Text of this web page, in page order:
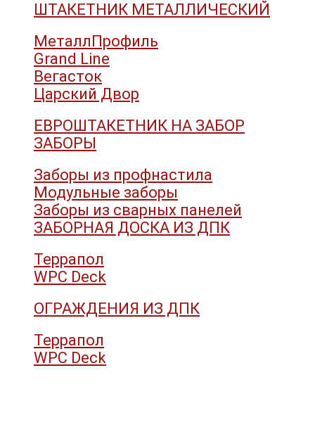
ШТАКЕТНИК МЕТАЛЛИЧЕСКИЙ
МеталлПрофиль
Grand Line
Вегасток
Царский Двор
ЕВРОШТАКЕТНИК НА ЗАБОР
ЗАБОРЫ
Заборы из профнастила
Модульные заборы
Заборы из сварных панелей
ЗАБОРНАЯ ДОСКА ИЗ ДПК
Террапол
WPC Deck
ОГРАЖДЕНИЯ ИЗ ДПК
Террапол
WPC Deck